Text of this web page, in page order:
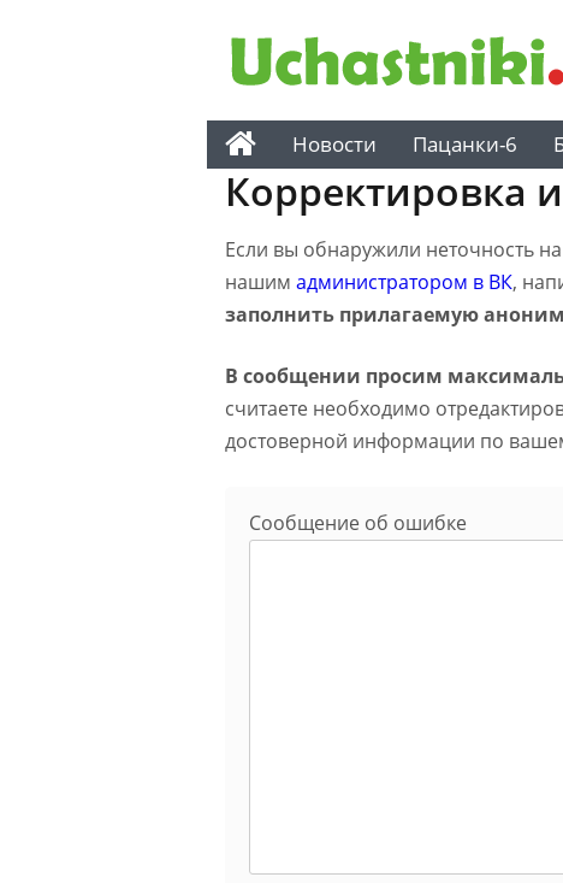
Новости Пацанки-6
Корректировка
Если вы обнаружили неточность
нашим администратором в ВК,
заполнить прилагаемую
В сообщении просим
считаете необходимо
достоверной информации по
Сообщение об ошибке